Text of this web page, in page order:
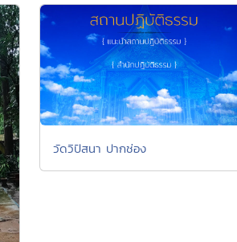
วัดวิปัสนา ปากช่อง